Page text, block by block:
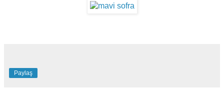
Paylaş